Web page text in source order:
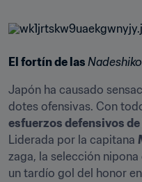
El fortín de las Nadeshiko
Japón ha causado
dotes ofensivas. Con
esfuerzos defensivos de
Liderada por la capitana
zaga, la selección
un tardío gol del honor